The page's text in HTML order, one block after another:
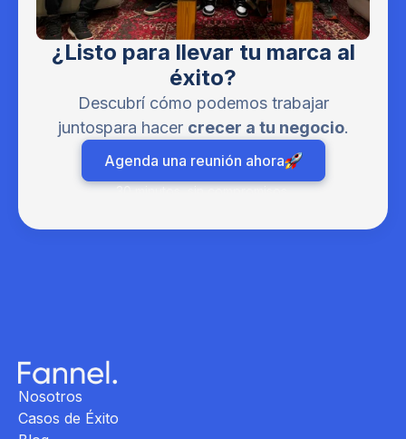
¿Listo para llevar tu marca al
éxito?
Descubrí cómo podemos trabajar
juntospara hacer crecer a tu negocio.
Agenda una reunión ahora
30 minutos, sin compromisos.
Nosotros
Casos de Éxito